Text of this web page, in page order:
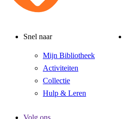
Snel naar
Mijn Bibliotheek
Activiteiten
Collectie
Hulp & Leren